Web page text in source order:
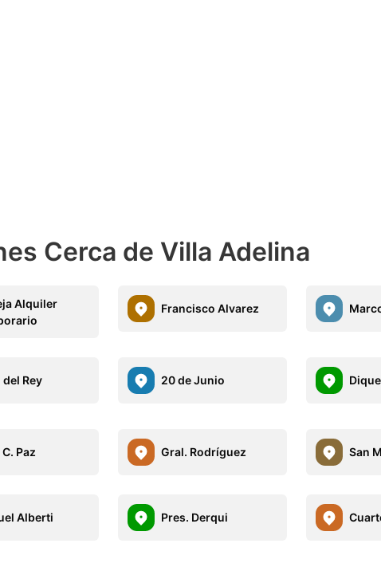
Cerca de Villa Adelina
Alquiler
Francisco Alvarez
del Rey 20 de Junio
Paz Gral. Rodríguez San
Alberti Pres. Derqui